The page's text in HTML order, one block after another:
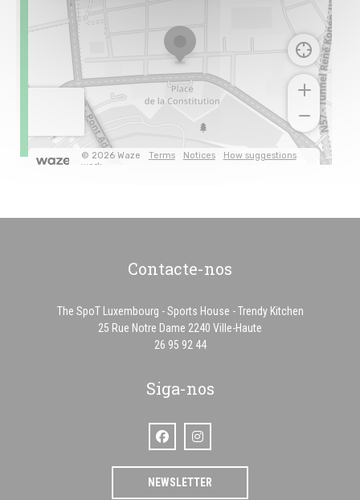
Contacte-nos
The SpoT Luxembourg - Sports House - Trendy Kitchen
25 Rue Notre Dame 2240 Ville-Haute
26 95 92 44
Siga-nos
Facebook ((abre numa nova janela))
Instagram ((abre numa nova janela))
NEWSLETTER